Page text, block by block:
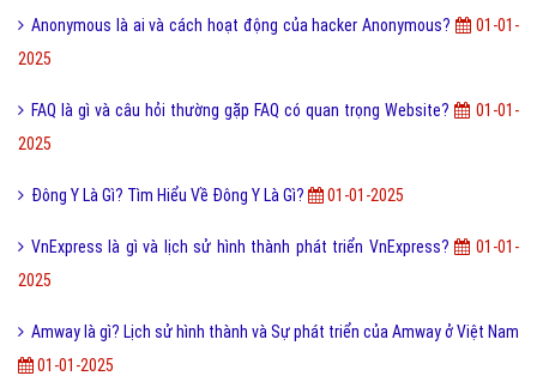
Anonymous là ai và cách hoạt động của hacker Anonymous?
01-01-
2025
FAQ là gì và câu hỏi thường gặp FAQ có quan trọng Website?
01-01-
2025
Đông Y Là Gì? Tìm Hiểu Về Đông Y Là Gì? 01-01-2025
VnExpress là gì và lịch sử hình thành phát triển VnExpress?
01-01-
2025
Amway là gì? Lịch sử hình thành và Sự phát triển của Amway ở Việt Nam
01-01-2025